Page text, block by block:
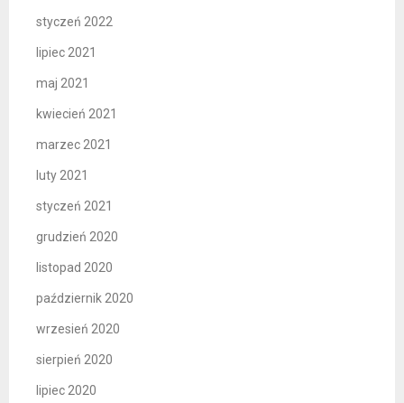
styczeń 2022
lipiec 2021
maj 2021
kwiecień 2021
marzec 2021
luty 2021
styczeń 2021
grudzień 2020
listopad 2020
październik 2020
wrzesień 2020
sierpień 2020
lipiec 2020